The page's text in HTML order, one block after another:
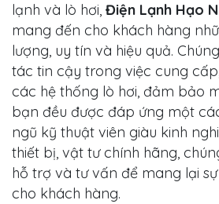
lạnh và lò hơi, Điện Lạnh Hạo
mang đến cho khách hàng
lượng, uy tín và hiệu quả.
tác tin cậy trong việc cung
các hệ thống lò hơi, đảm bảo
bạn đều được đáp ứng một
ngũ kỹ thuật viên giàu kinh
thiết bị, vật tư chính hãng,
hỗ trợ và tư vấn để mang lại
cho khách hàng.